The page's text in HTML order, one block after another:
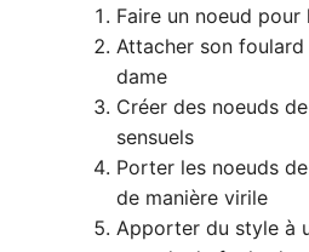
Faire un noeud
Attacher son
dame
Créer des noeuds
sensuels
Porter les noeuds
de manière virile
Apporter du style à